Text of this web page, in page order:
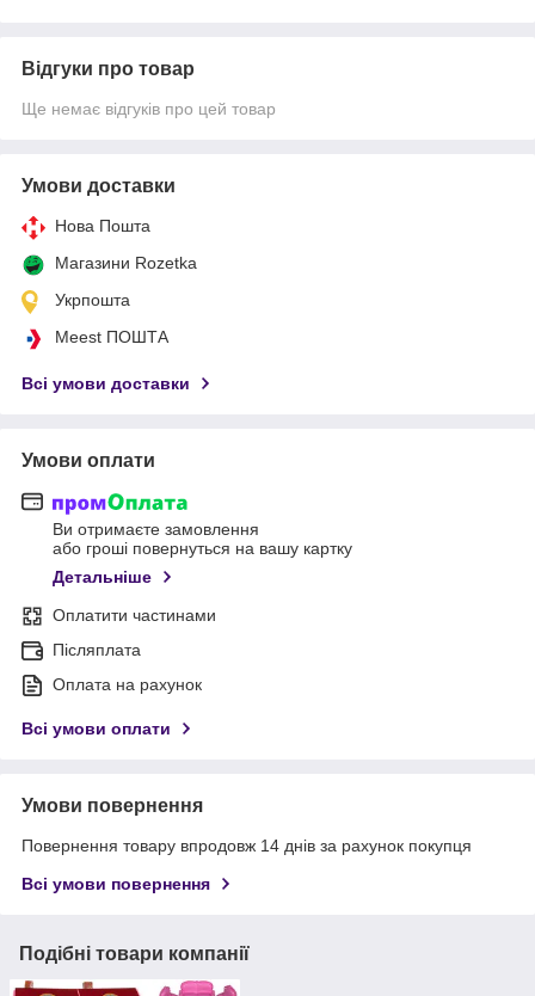
Відгуки про товар
Ще немає відгуків про цей товар
Умови доставки
Нова Пошта
Магазини Rozetka
Укрпошта
Meest ПОШТА
Всі умови доставки
Умови оплати
Ви отримаєте замовлення
або гроші повернуться на вашу картку
Детальніше
Оплатити частинами
Післяплата
Оплата на рахунок
Всі умови оплати
Умови повернення
Повернення товару впродовж 14 днів за рахунок покупця
Всі умови повернення
Подібні товари компанії